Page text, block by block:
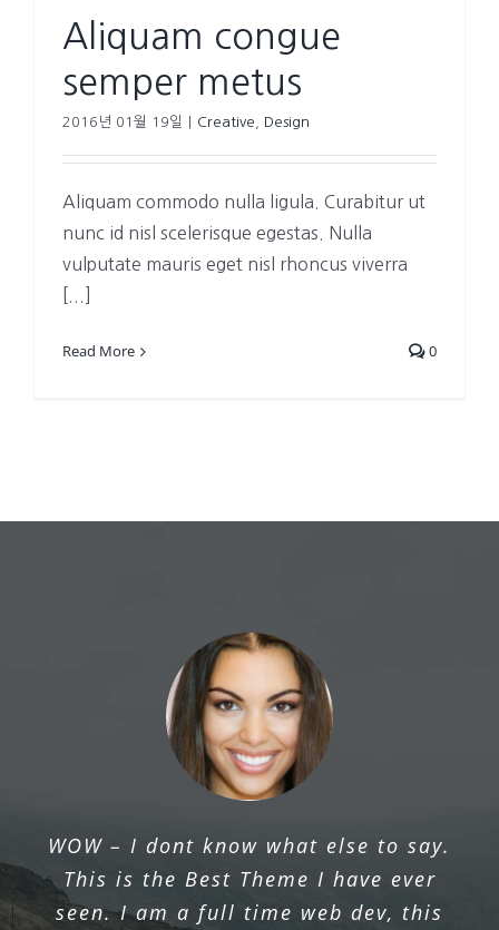
Aliquam congue
semper metus
2016년 01월 19일 Creative Design
Aliquam commodo nulla ligula. Curabitur ut
nunc id nisl scelerisque egestas. Nulla
vulputate mauris eget nisl rhoncus viverra
Read More 0
WOW – I dont know what else to say.
This is the Best Theme I have ever
seen. I am a full time web dev, this
The ThemeFusion team provides
excellent support, listens to their users
& continually works to improve their